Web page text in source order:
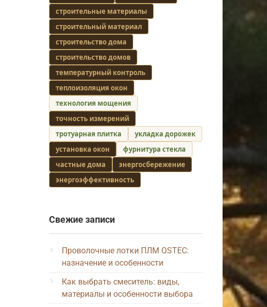
строительные материалы
строительный материал
строительство дома
строительство домов
температурный контроль
теплоизоляция окон
технология мощения
точность измерений
тротуарная плитка
укладка дорожек
установка окон
фурнитура стекла
частные дома
энергосбережение
энергоэффективность
Свежие записи
Проволочные лотки ПЛМ OSTEC:
назначение и особенности
Как выбрать смеситель: виды,
материалы и особенности выбора